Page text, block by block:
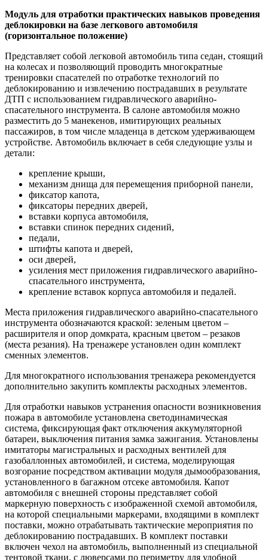
Модуль для отработки практических навыков проведения
деблокировки на базе легкового автомобиля
(горизонтальное положение)
Представляет собой легковой автомобиль типа седан, стоящий
на колесах и позволяющий проводить многократные
тренировки спасателей по отработке технологий по
деблокированию и извлечению пострадавших в результате
ДТП с использованием гидравлического аварийно-
спасательного инструмента. В салоне автомобиля можно
разместить до 5 манекенов, имитирующих реальных
пассажиров, в том числе младенца в детском удерживающем
устройстве. Автомобиль включает в себя следующие узлы и
детали:
крепление крыши,
механизм днища для перемещения приборной панели,
фиксатор капота,
фиксаторы передних дверей,
вставки корпуса автомобиля,
вставки спинок передних сидений,
педали,
штифты капота и дверей,
оси дверей,
усиления мест приложения гидравлического аварийно-
спасательного инструмента,
крепление вставок корпуса автомобиля и педалей.
Места приложения гидравлического аварийно-спасательного
инструмента обозначаются краской: зеленым цветом –
расширителя и опор домкрата, красным цветом – резаков
(места резания). На тренажере установлен один комплект
сменных элементов.
Для многократного использования тренажера рекомендуется
дополнительно закупить комплекты расходных элементов.
Для отработки навыков устранения опасности возникновения
пожара в автомобиле установлена светодинамическая
система, фиксирующая факт отключения аккумуляторной
батареи, выключения питания замка зажигания. Установлены
имитаторы магистральных и расходных вентилей для
газобаллонных автомобилей, и система, моделирующая
возгорание посредством активации модуля дымообразования,
установленного в багажном отсеке автомобиля. Капот
автомобиля с внешней стороны представляет собой
маркерную поверхность с изображенной схемой автомобиля,
на которой специальными маркерами, входящими в комплект
поставки, можно отрабатывать тактические мероприятия по
деблокированию пострадавших. В комплект поставки
включен чехол на автомобиль, выполненный из специальной
тентовой ткани, с люверсами по периметру для удобной